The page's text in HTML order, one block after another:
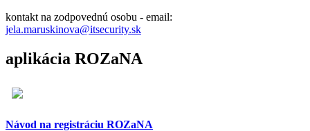
kontakt na zodpovednú osobu - email:
jela.maruskinova@itsecurity.sk
aplikácia ROZaNA
Návod na registráciu ROZaNA